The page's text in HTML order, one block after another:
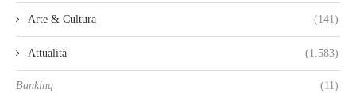
Arte & Cultura (141)
Attualità (1.583)
Banking (11)